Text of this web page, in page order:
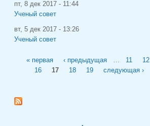
пт, 8 дек 2017 - 11:44
Ученый совет
вт, 5 дек 2017 - 13:26
Ученый совет
« первая ‹ предыдущая … 11 12
16
17 18 19 следующая ›